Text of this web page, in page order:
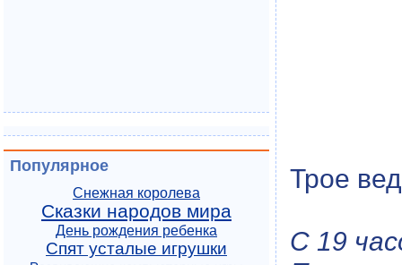
Трое
С 19
Популярное
Снежная королева
Сказки народов мира
День рождения ребенка
Спят усталые игрушки